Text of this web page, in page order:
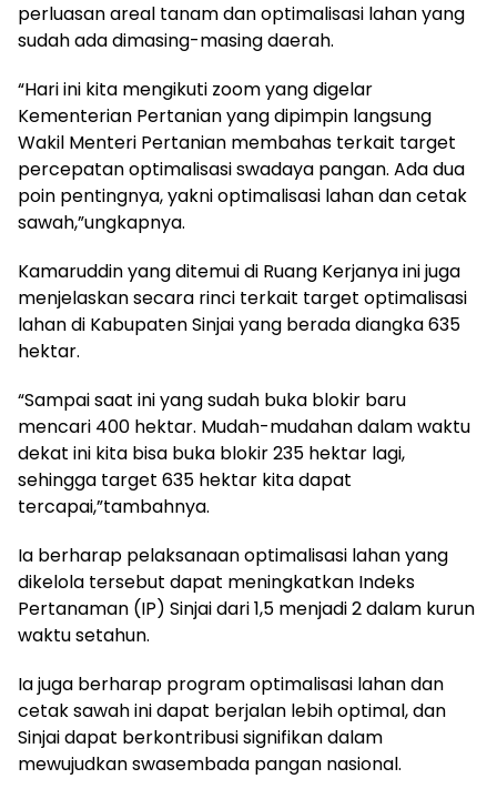
perluasan areal tanam dan optimalisasi lahan yang
sudah ada dimasing-masing daerah.
“Hari ini kita mengikuti zoom yang digelar
Kementerian Pertanian yang dipimpin langsung
Wakil Menteri Pertanian membahas terkait target
percepatan optimalisasi swadaya pangan. Ada dua
poin pentingnya, yakni optimalisasi lahan dan cetak
sawah,”ungkapnya.
Kamaruddin yang ditemui di Ruang Kerjanya ini juga
menjelaskan secara rinci terkait target optimalisasi
lahan di Kabupaten Sinjai yang berada diangka 635
hektar.
“Sampai saat ini yang sudah buka blokir baru
mencari 400 hektar. Mudah-mudahan dalam waktu
dekat ini kita bisa buka blokir 235 hektar lagi,
sehingga target 635 hektar kita dapat
tercapai,”tambahnya.
Ia berharap pelaksanaan optimalisasi lahan yang
dikelola tersebut dapat meningkatkan Indeks
Pertanaman (IP) Sinjai dari 1,5 menjadi 2 dalam kurun
waktu setahun.
Ia juga berharap program optimalisasi lahan dan
cetak sawah ini dapat berjalan lebih optimal, dan
Sinjai dapat berkontribusi signifikan dalam
mewujudkan swasembada pangan nasional.